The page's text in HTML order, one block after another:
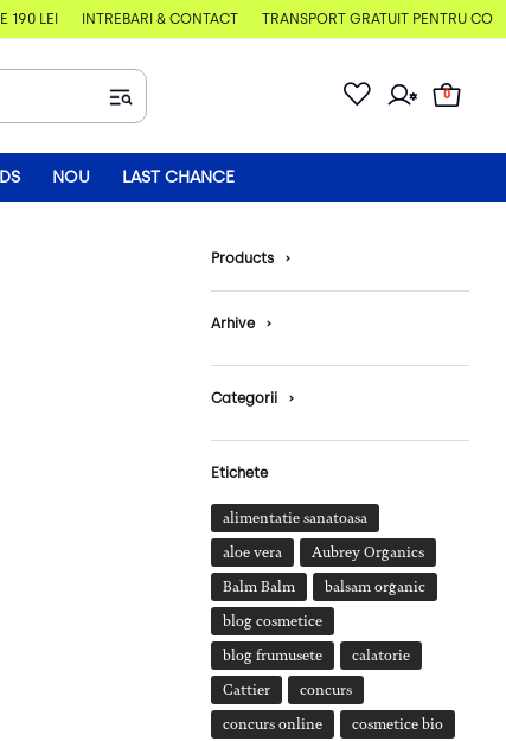
LEI ÎNTREBĂRI & CONTACT TRANSPORT GRATUIT PENTRU
0
NOU LAST CHANCE
Products ›
Arhive ›
Categorii ›
Etichete
alimentatie sanatoasa
aloe vera Aubrey Organics
Balm Balm balsam organic
blog cosmetice
blog frumusete calatorie
Cattier concurs
concurs online cosmetice bio